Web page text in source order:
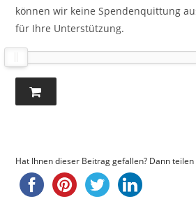
können wir keine Spendenquittung
für Ihre Unterstützung.
Hat Ihnen dieser Beitrag gefallen? Dann